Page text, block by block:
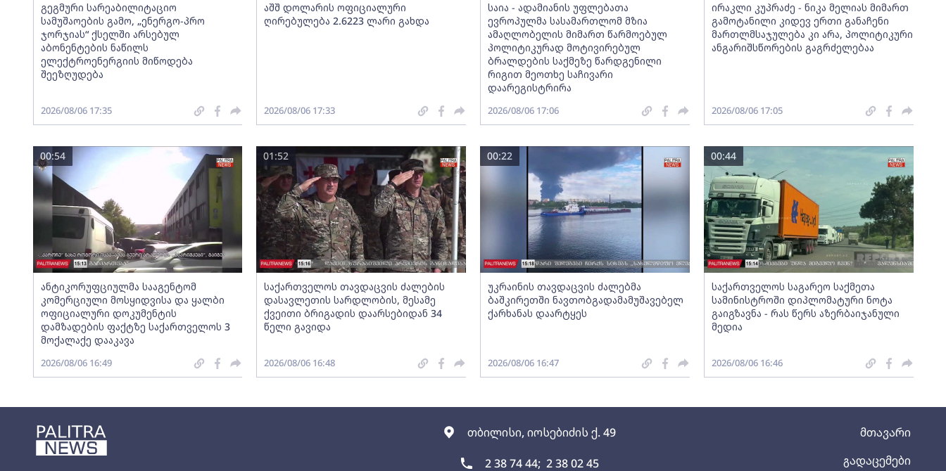
თბილისი, იოსებიძის ქ. 49
2 38 74 44; 2 38 02 45
მთავარი
გადაცემები
გეგმური სარეაბილიტაციო
სამუშაოების გამო, „ენერგო-პრო
ჯორჯიას“ ქსელში არსებულ
აბონენტების ნაწილს
ელექტროენერგიის მიწოდება
შეეზღუდება
2026/08/06 17:35
აშშ დოლარის ოფიციალური
ღირებულება 2.6223 ლარი გახდა
2026/08/06 17:33
საია - ადამიანის უფლებათა
ევროპულმა სასამართლომ მზია
ამაღლობელის მიმართ წარმოებულ
პოლიტიკურად მოტივირებულ
ბრალდების საქმეზე წარდგენილი
რიგით მეოთხე საჩივარი
დაარეგისტრირა
2026/08/06 17:06
ირაკლი კუპრაძე - ნიკა მელიას მიმართ
გამოტანილი კიდევ ერთი განაჩენი
მართლმსაჯულება კი არა, პოლიტიკური
ანგარიშსწორების გაგრძელებაა
2026/08/06 17:05
ანტიკორუფციულმა სააგენტომ
კომერციული მოსყიდვისა და ყალბი
ოფიციალური დოკუმენტის
დამზადების ფაქტზე საქართველოს 3
მოქალაქე დააკავა
00:54
2026/08/06 16:49
საქართველოს თავდაცვის ძალების
დასავლეთის სარდლობის, მესამე
ქვეითი ბრიგადის დაარსებიდან 34
წელი გავიდა
01:52
2026/08/06 16:48
უკრაინის თავდაცვის ძალებმა
ბაშკირეთში ნავთობგადამამუშავებელ
ქარხანას დაარტყეს
00:22
2026/08/06 16:47
საქართველოს საგარეო საქმეთა
სამინისტროში დიპლომატური ნოტა
გაიგზავნა - რას წერს აზერბაიჯანული
მედია
00:44
2026/08/06 16:46